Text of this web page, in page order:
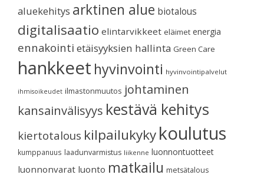
aluekehitys arktinen alue biotalous
digitalisaatio elintarvikkeet eläimet energia
ennakointi etäisyyksien hallinta Green Care
hankkeet hyvinvointi hyvinvointipalvelut
ihmisoikeudet ilmastonmuutos johtaminen
kansainvälisyys kestävä kehitys
kiertotalous kilpailukykykoulutus
kumppanuus laadunvarmistus liikenne luonnontuotteet
luonnonvarat luonto matkailu metsätalous